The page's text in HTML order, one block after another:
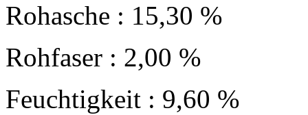
Rohasche : 15,30 %
Rohfaser : 2,00 %
Feuchtigkeit : 9,60 %